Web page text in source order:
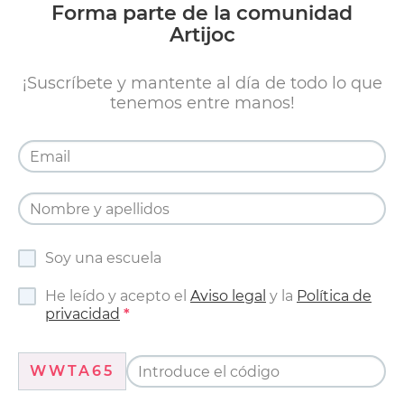
Forma parte de la comunidad
Artijoc
¡Suscríbete y mantente al día de todo lo que
tenemos entre manos!
Soy una escuela
He leído y acepto el Aviso legal y la Política de
privacidad
WWTA65